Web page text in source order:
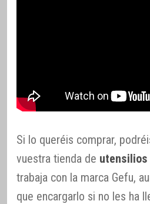
Si lo queréis comprar,
vuestra tienda de utensilios
trabaja con la marca Gefu,
que encargarlo si no les ha